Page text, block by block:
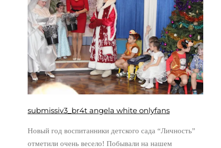
submissiv3_br4t angela white onlyfans
Новый год воспитанники детского сада “Личность”
отметили очень весело! Побывали на нашем